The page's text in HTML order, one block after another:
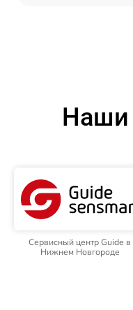
Наши
Сервисный центр Guide в
Нижнем Новгороде